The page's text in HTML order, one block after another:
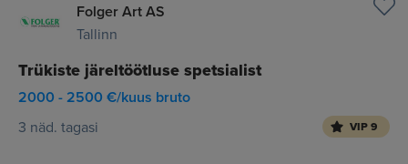
Folger Art AS
Tallinn
Trükiste järeltöötluse spetsialist
2000 - 2500 €/kuus bruto
3 näd. tagasi VIP 9